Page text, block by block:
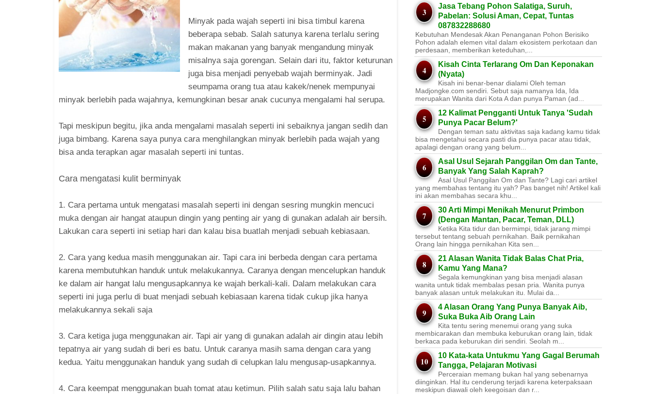
Minyak pada wajah seperti ini bisa timbul karena
beberapa sebab. Salah satunya karena terlalu sering
makan makanan yang banyak mengandung minyak
misalnya saja gorengan. Selain dari itu, faktor keturunan
juga bisa menjadi penyebab wajah berminyak. Jadi
seumpama orang tua atau kakek/nenek mempunyai
minyak berlebih pada wajahnya, kemungkinan besar anak cucunya mengalami hal serupa.
Tapi meskipun begitu, jika anda mengalami masalah seperti ini sebaiknya jangan sedih dan
juga bimbang. Karena saya punya cara menghilangkan minyak berlebih pada wajah yang
bisa anda terapkan agar masalah seperti ini tuntas.
Cara mengatasi kulit berminyak
1. Cara pertama untuk mengatasi masalah seperti ini dengan sesring mungkin mencuci
muka dengan air hangat ataupun dingin yang penting air yang di gunakan adalah air bersih.
Lakukan cara seperti ini setiap hari dan kalau bisa buatlah menjadi sebuah kebiasaan.
2. Cara yang kedua masih menggunakan air. Tapi cara ini berbeda dengan cara pertama
karena membutuhkan handuk untuk melakukannya. Caranya dengan mencelupkan handuk
ke dalam air hangat lalu mengusapkannya ke wajah berkali-kali. Dalam melakukan cara
seperti ini juga perlu di buat menjadi sebuah kebiasaan karena tidak cukup jika hanya
melakukannya sekali saja
3. Cara ketiga juga menggunakan air. Tapi air yang di gunakan adalah air dingin atau lebih
tepatnya air yang sudah di beri es batu. Untuk caranya masih sama dengan cara yang
kedua. Yaitu menggunakan handuk yang sudah di celupkan lalu mengusap-usapkannya.
4. Cara keempat menggunakan buah tomat atau ketimun. Pilih salah satu saja lalu bahan
Jasa Tebang Pohon Salatiga, Suruh,
Pabelan: Solusi Aman, Cepat, Tuntas
087832288680
Kebutuhan Mendesak Akan Penanganan Pohon Berisiko ​
Pohon adalah elemen vital dalam ekosistem perkotaan dan
perdesaan, memberikan keteduhan,...
Kisah Cinta Terlarang Om Dan Keponakan
(Nyata)
Kisah ini benar-benar dialami Oleh teman
Madjongke.com sendiri. Sebut saja namanya Ida, Ida
merupakan Wanita dari Kota A dan punya Paman (ad...
12 Kalimat Pengganti Untuk Tanya 'Sudah
Punya Pacar Belum?'
Dengan teman satu aktivitas saja kadang kamu tidak
bisa mengetahui secara pasti dia punya pacar atau tidak,
apalagi dengan orang yang belum...
Asal Usul Sejarah Panggilan Om dan Tante,
Banyak Yang Salah Kaprah?
Asal Usul Panggilan Om dan Tante? Lagi cari artikel
yang membahas tentang itu yah? Pas banget nih! Artikel kali
ini akan membahas secara khu...
30 Arti Mimpi Menikah Menurut Primbon
(Dengan Mantan, Pacar, Teman, DLL)
Ketika Kita tidur dan bermimpi, tidak jarang mimpi
tersebut tentang sebuah pernikahan. Baik pernikahan
Orang lain hingga pernikahan Kita sen...
21 Alasan Wanita Tidak Balas Chat Pria,
Kamu Yang Mana?
Segala kemungkinan yang bisa menjadi alasan
wanita untuk tidak membalas pesan pria. Wanita punya
banyak alasan untuk melakukan itu. Mulai da...
4 Alasan Orang Yang Punya Banyak Aib,
Suka Buka Aib Orang Lain
Kita tentu sering menemui orang yang suka
membicarakan dan membuka keburukan orang lain, tidak
berkaca pada keburukan diri sendiri. Seolah m...
10 Kata-kata Untukmu Yang Gagal Berumah
Tangga, Pelajaran Motivasi
Perceraian memang bukan hal yang sebenarnya
diinginkan. Hal itu cenderung terjadi karena keterpaksaan
meskipun diawali oleh keegoisan dan r...